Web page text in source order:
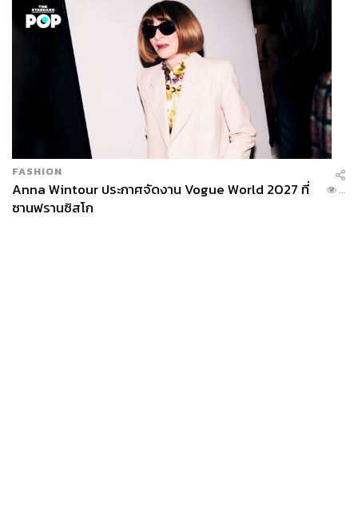
FASHION
Anna Wintour ประกาศจัดงาน Vogue World 2027 ที่
ซานฟรานซิสโก
...